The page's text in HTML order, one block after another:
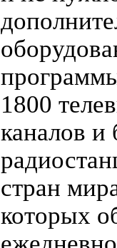
1800
каналов и
стран
которых